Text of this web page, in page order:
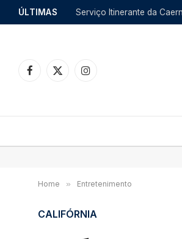
ÚLTIMAS
Facebook
X
Instagram
Home » Entretenimento
CALIFÓRNIA